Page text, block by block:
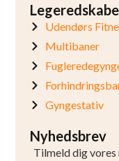
Udendørs
Multibaner
Gyngestativ
Nyhedsbrev
Tilmeld dig